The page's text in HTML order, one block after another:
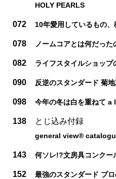
HOLY PEARLS
072 10年愛用しているもの
078 ノームコアとは何だった
082 ライフスタイルショップ
090 反逆のスタンダード 菊
098 今年の冬は白を重ねて
138 とじ込み付録
general view®
143 何ソレ!?文房具コンクー
152 最強のスタンダード プ